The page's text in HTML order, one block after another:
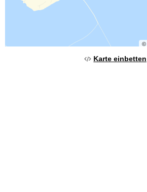
©
Karte einbetten